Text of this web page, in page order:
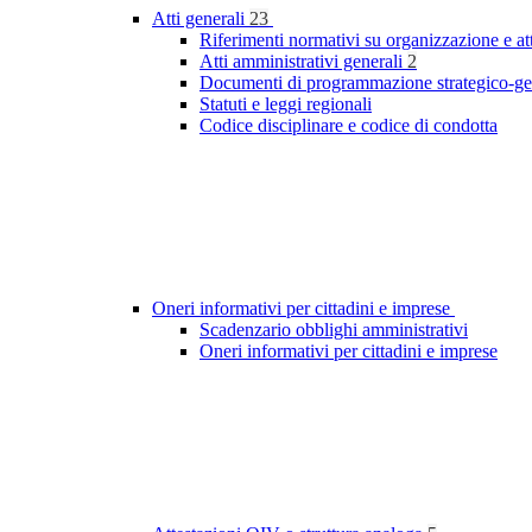
Atti generali 23
Riferimenti normativi su organizzazione e
Atti amministrativi generali 2
Documenti di programmazione strategico-
Statuti e leggi regionali
Codice disciplinare e codice di condotta
Oneri informativi per cittadini e imprese
Scadenzario obblighi amministrativi
Oneri informativi per cittadini e imprese